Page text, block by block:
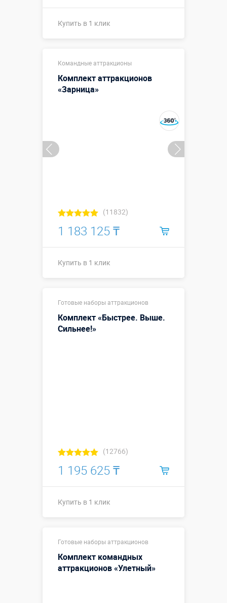
Купить в 1 клик
Командные аттракционы
Комплект аттракционов
«Зарница»
(11832)
1 183 125 ₸
Купить в 1 клик
Готовые наборы аттракционов
Комплект «Быстрее. Выше.
Сильнее!»
(12766)
1 195 625 ₸
Купить в 1 клик
Готовые наборы аттракционов
Комплект командных
аттракционов «Улетный»